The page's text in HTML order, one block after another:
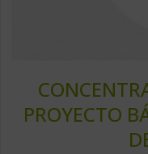
PROYECTO